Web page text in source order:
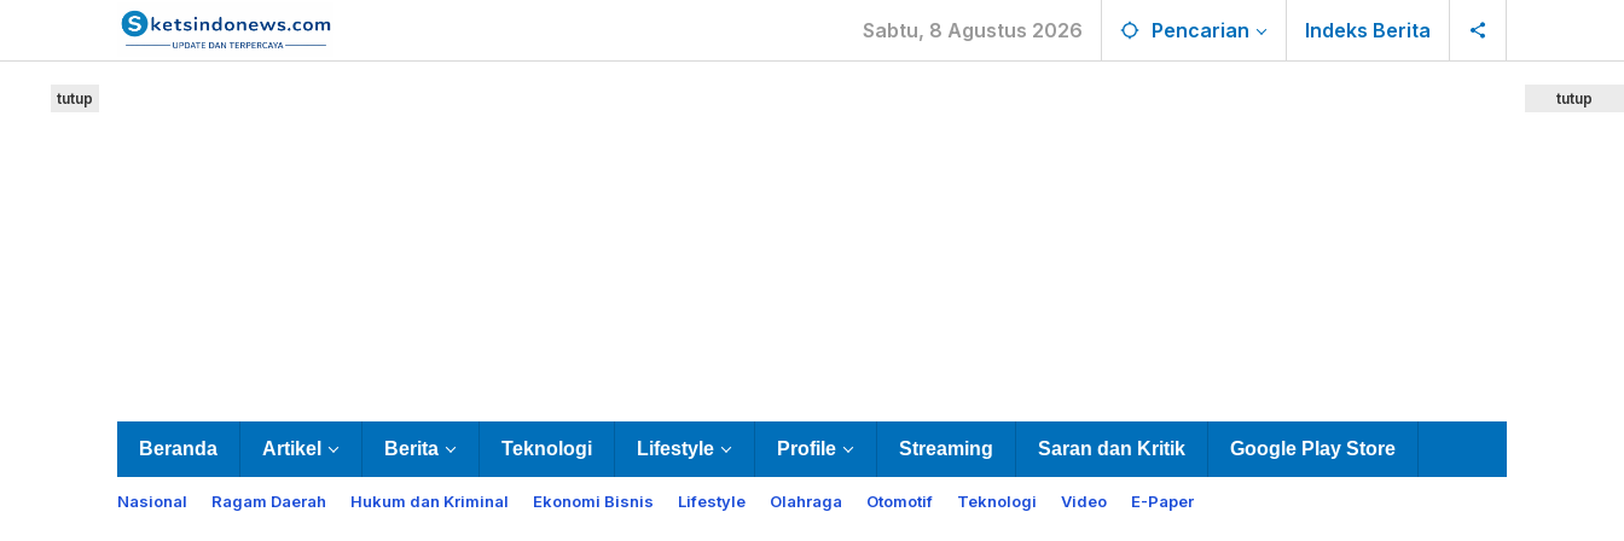
Sabtu, 8 Agustus 2026 Pencarian Indeks Berita
Beranda Artikel Berita Teknologi Lifestyle Profile Streaming Saran dan Kritik Google Play Store
Nasional Ragam Daerah Hukum dan Kriminal Ekonomi Bisnis Lifestyle Olahraga Otomotif Teknologi Video E-Paper
tutup tutup